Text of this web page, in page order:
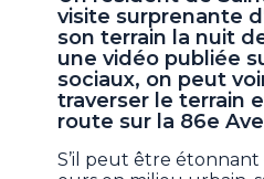
visite surprenante
son terrain la nuit
une vidéo publiée
sociaux, on peut
traverser le terrain
route sur la 86e
S’il peut être étonnant